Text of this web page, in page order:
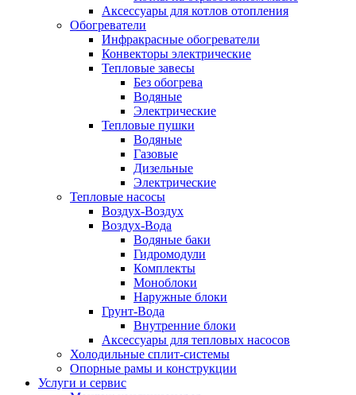
Аксессуары для котлов отопления
Обогреватели
Инфракрасные обогреватели
Конвекторы электрические
Тепловые завесы
Без обогрева
Водяные
Электрические
Тепловые пушки
Водяные
Газовые
Дизельные
Электрические
Тепловые насосы
Воздух-Воздух
Воздух-Вода
Водяные баки
Гидромодули
Комплекты
Моноблоки
Наружные блоки
Грунт-Вода
Внутренние блоки
Аксессуары для тепловых насосов
Холодильные сплит-системы
Опорные рамы и конструкции
Услуги и сервис